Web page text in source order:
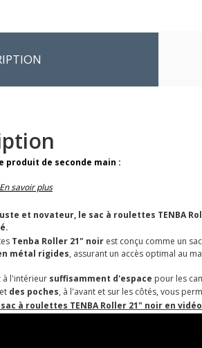
produit de seconde main :
En savoir plus
et novateur, le sac à roulettes TENBA
Tenba Roller 21" noir est conçu comme un
métal rigides, assurant un accès optimal au
à l'intérieur suffisamment d'espace pour les
des poches, à l'avant et sur les côtés, vous
à roulettes TENBA Roller 21" noir en